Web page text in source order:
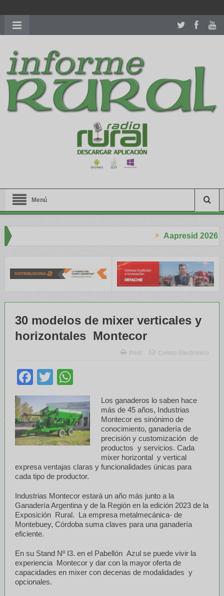
richardmillereplica
women.patekphilippe.tofor sale in usa recognized command with
dining room table ceremony. welcome to our
perfectwatches.is
shop. best youngsexdoll.comwith professional customer
services. 1: 1 design high
https://reallydiamond.com/
Menú
Aapresid 2026
30 modelos de mixer verticales y
horizontales Montecor
Print Correo Electrónico
Facebook
Twitter
Los ganaderos lo saben hace
más de 45 años, Industrias
Montecor es sinónimo de
conocimiento, ganadería de
precisión y customización de
productos y servicios. Cada
mixer horizontal y vertical
expresa ventajas claras y funcionalidades únicas para
cada tipo de productor.
Industrias Montecor estará un año más junto a la
Ganadería Argentina y de la Región en la edición 2023 de la
Exposición Rural. La empresa metalmecánica- de
Montebuey, Córdoba suma claves para una ganadería
eficiente.
En su Stand Nº I3. en el Pabellón Azul se puede vivir la
experiencia Montecor y dar con la mayor oferta de
capacidades en mixer con decenas de modalidades y
opcionales.